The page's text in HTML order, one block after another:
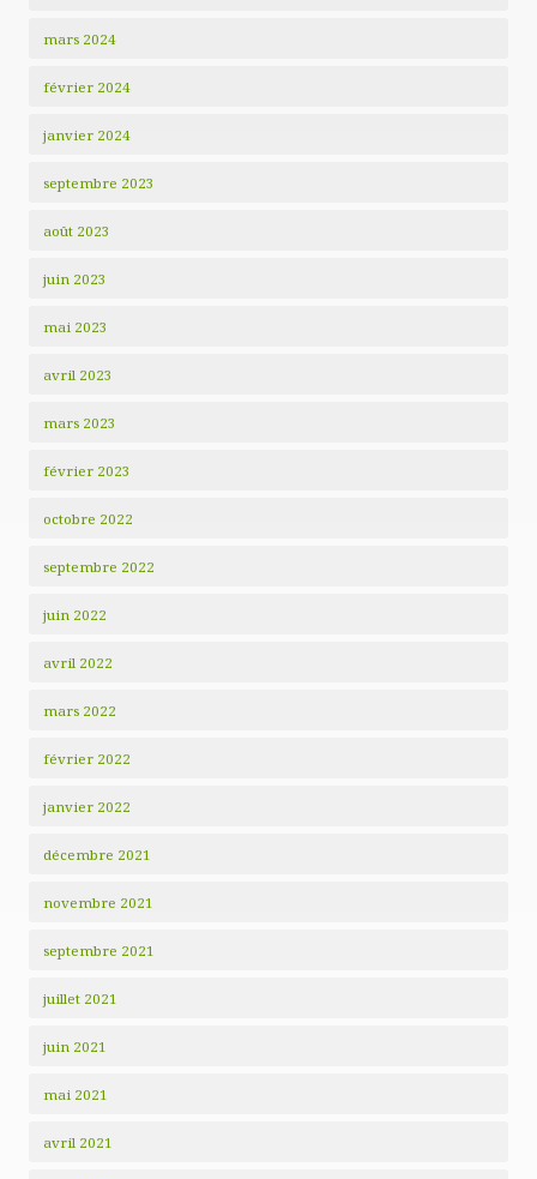
mars 2024
février 2024
janvier 2024
septembre 2023
août 2023
juin 2023
mai 2023
avril 2023
mars 2023
février 2023
octobre 2022
septembre 2022
juin 2022
avril 2022
mars 2022
février 2022
janvier 2022
décembre 2021
novembre 2021
septembre 2021
juillet 2021
juin 2021
mai 2021
avril 2021